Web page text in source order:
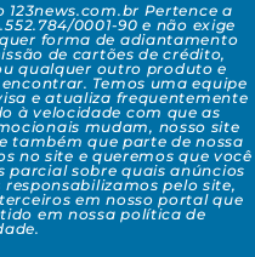
123news.com.br Pertence a
0001-90 e não exige
forma de adiantamento
de cartões de crédito,
qualquer outro produto e
Temos uma equipe
e atualiza frequentemente
à velocidade com que as
mudam, nosso site
também que parte de nossa
no site e queremos que você
parcial sobre quais anúncios
pelo site,
em nosso portal que
em nossa política de